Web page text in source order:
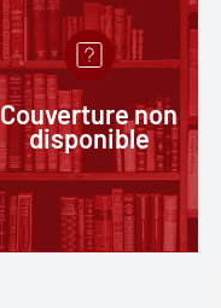
Couverture non
disponible